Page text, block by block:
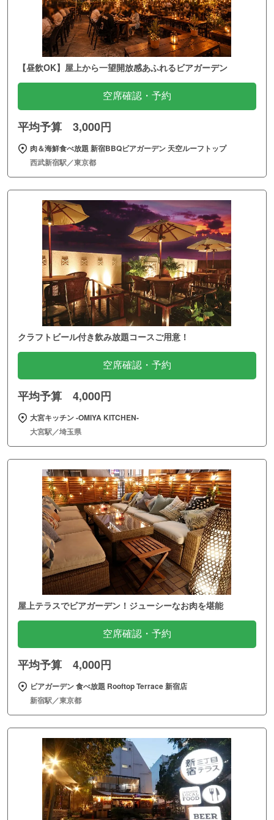
【昼飲OK】屋上から一望開放感あふれるビアガーデン
空席確認・予約
平均予算 3,000円
肉＆海鮮食べ放題 新宿BBQビアガーデン 天空ルーフトップ
西武新宿駅／東京都
クラフトビール付き飲み放題コースご用意！
空席確認・予約
平均予算 4,000円
大宮キッチン ‐OMIYA KITCHEN‐
大宮駅／埼玉県
屋上テラスでビアガーデン！ジューシーなお肉を堪能
空席確認・予約
平均予算 4,000円
ビアガーデン 食べ放題 Rooftop Terrace 新宿店
新宿駅／東京都